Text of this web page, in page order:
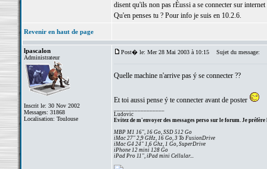
disent qu'ils non pas rÈussi a se connecter sur
Qu'en penses tu ? Pour info je suis en 10.2.6.
Revenir en haut de page
lpascalon
Administrateur
Inscrit le: 30 Nov 2002
Messages: 31868
Localisation: Toulouse
Post� le: Mer 28 Mai 2003 à 10:15 Sujet du message:
Quelle machine n'arrive pas ý se connecter ??
Et toi aussi pense ý te connecter avant de poster
Ludovic
Evitez de m'envoyer des messages perso sur le forum. Je préfère
MBP M1 16", 16 Go, SSD 512 Go
iMac 27" 2,9 GHz, 16 Go, 3 To FusionDrive
iMac G4 24" 1,6 Ghz, 1 Go, SuperDrive
iPhone 12 mini 128 Go
iPad Pro 11", iPad mini Cellular...